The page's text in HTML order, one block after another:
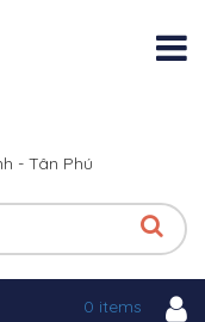
- Tân Phú
0 items